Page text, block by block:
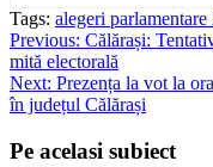
Tags: alegeri parlamentare
Post
navigation
Previous: Călărași:
mită electorală
Next: Prezența la vot la
în județul Călărași
Pe acelasi subiect